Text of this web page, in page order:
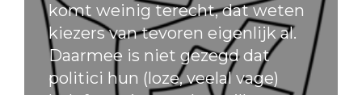
komt weinig terecht, dat weten
kiezers van tevoren eigenlijk al.
Daarmee is niet gezegd dat
politici hun (loze, veelal vage)